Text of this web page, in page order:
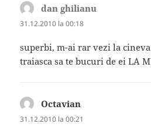
dan ghilianu
31.12.2010 la 00:18
superbi, m-ai rar vezi la
traiasca sa te bucuri de ei LA
Octavian
31.12.2010 la 00:21